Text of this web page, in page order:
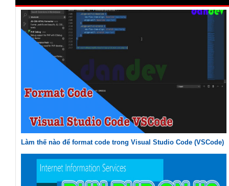
Làm thế nào để format code trong Visual Studio Code (VSCode)